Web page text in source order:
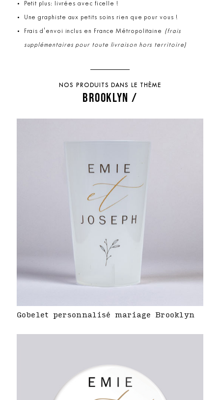
Petit plus: livrées avec ficelle !
Une graphiste aux petits soins rien que pour vous !
Frais d'envoi inclus en France Métropolitaine (frais
supplémentaires pour toute livraison hors territoire)
NOS PRODUITS DANS LE THÈME
BROOKLYN /
Gobelet personnalisé mariage Brooklyn